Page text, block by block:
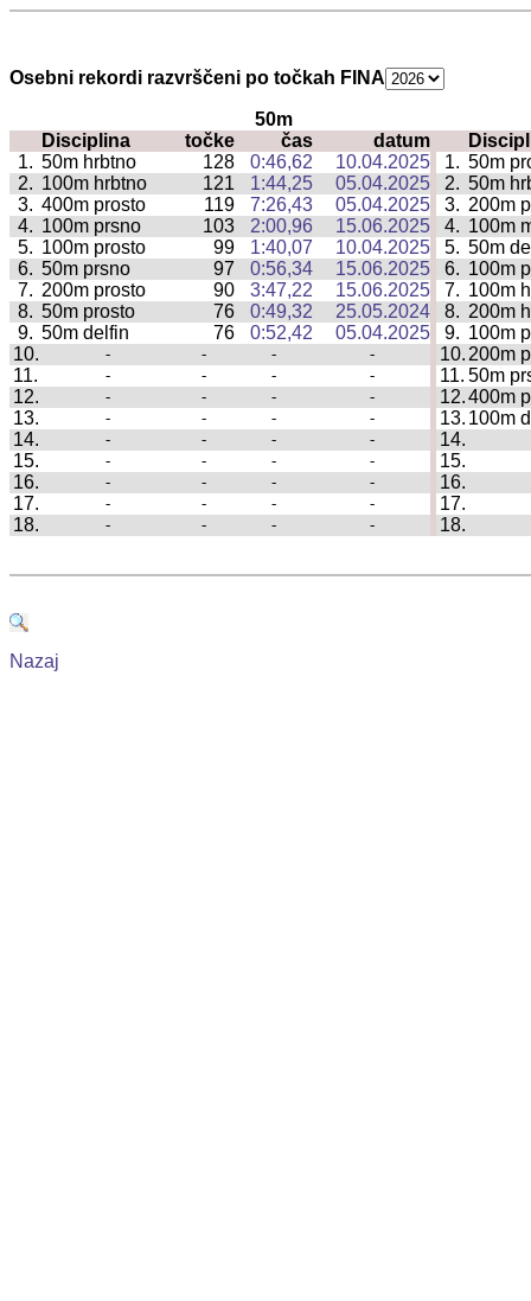
Osebni rekordi razvrščeni po točkah FINA
50m
Disciplina
točke čas datum
1. 50m hrbtno 128 0:46,62 10.04.2025 1. 50m
2. 100m hrbtno 121 1:44,25 05.04.2025 2. 50m
3. 400m prosto 119 7:26,43 05.04.2025 3. 200m
4. 100m prsno 103 2:00,96 15.06.2025 4. 100m
5. 100m prosto 99 1:40,07 10.04.2025 5. 50m
6. 50m prsno 97 0:56,34 15.06.2025 6. 100m
7. 200m prosto 90 3:47,22 15.06.2025 7. 100m
8. 50m prosto 76 0:49,32 25.05.2024 8. 200m
9. 50m delfin 76 0:52,42 05.04.2025 9. 100m
10.
- - - - 10. 200m
11.
- - - - 11. 50m
12.
- - - - 12.400m
13.
- - - - 13. 100m
14.
- - - -
14.
15.
- - - -
15.
16.
- - - -
16.
17.
- - - -
17.
18.
- - - - 18.
Nazaj